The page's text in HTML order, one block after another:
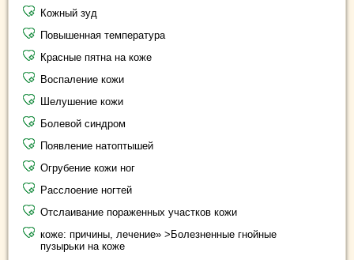
Кожный зуд
Повышенная температура
Красные пятна на коже
Воспаление кожи
Шелушение кожи
Болевой синдром
Появление натоптышей
Огрубение кожи ног
Расслоение ногтей
Отслаивание пораженных участков кожи
коже: причины, лечение» >Болезненные гнойные
пузырьки на коже